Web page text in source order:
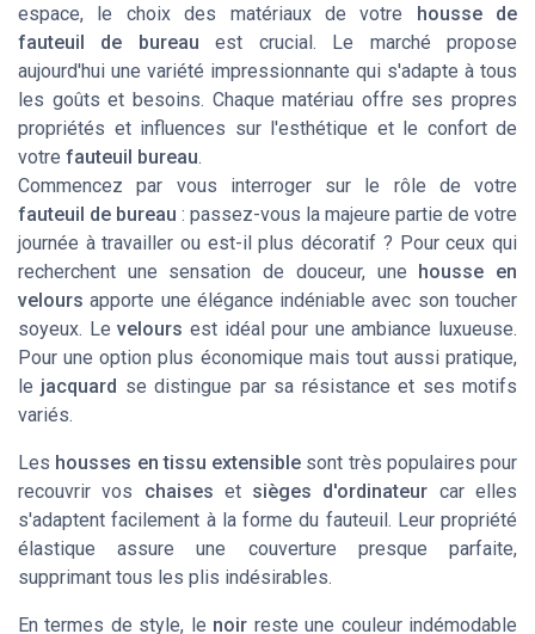
espace, le choix des matériaux de votre housse de
fauteuil de bureau est crucial. Le marché propose
aujourd'hui une variété impressionnante qui s'adapte à tous
les goûts et besoins. Chaque matériau offre ses propres
propriétés et influences sur l'esthétique et le confort de
votre fauteuil bureau.
Commencez par vous interroger sur le rôle de votre
fauteuil de bureau : passez-vous la majeure partie de votre
journée à travailler ou est-il plus décoratif ? Pour ceux qui
recherchent une sensation de douceur, une housse en
velours apporte une élégance indéniable avec son toucher
soyeux. Levelours est idéal pour une ambiance luxueuse.
Pour une option plus économique mais tout aussi pratique,
le jacquard se distingue par sa résistance et ses motifs
variés.
Les housses en tissu extensible sont très populaires pour
recouvrir vos chaises et sièges d'ordinateur car elles
s'adaptent facilement à la forme du fauteuil. Leur propriété
élastique assure une couverture presque parfaite,
supprimant tous les plis indésirables.
En termes de style, le noir reste une couleur indémodable